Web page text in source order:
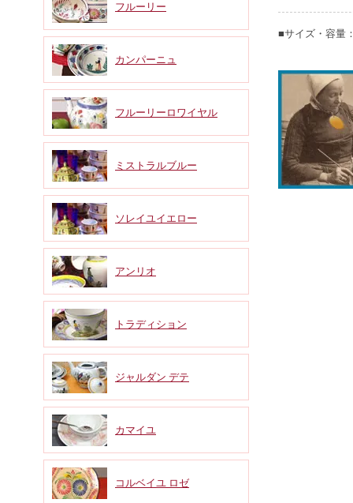
■サイズ・容量
フルーリー
カンパーニュ
フルーリーロワイヤル
ミストラルブルー
ソレイユイエロー
アンリオ
トラディション
ジャルダン デテ
カマイユ
コルベイユ ロゼ